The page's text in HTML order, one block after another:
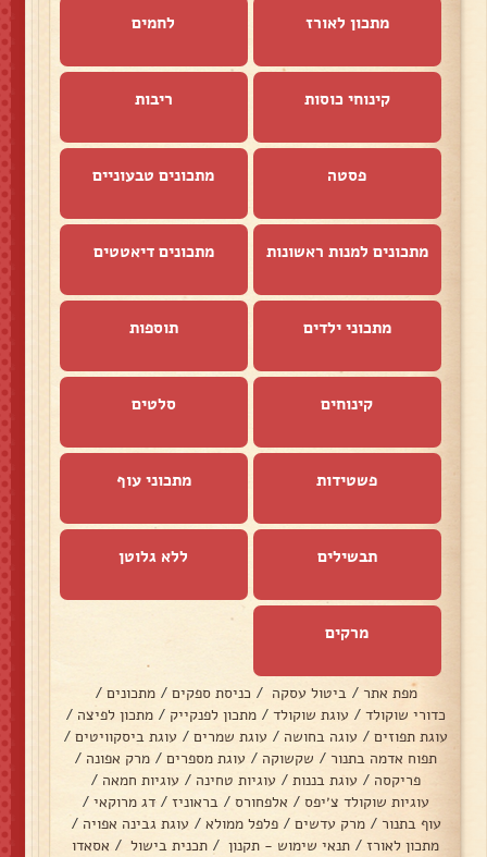
מתכון לאורז לחמים
קינוחי כוסות ריבות
פסטה מתכונים טבעוניים
מתכונים למנות ראשונות מתכונים דיאטטים
מתכוני ילדים תוספות
קינוחים סלטים
פשטידות מתכוני עוף
תבשילים ללא גלוטן
מרקים
מפת אתר / ביטול עסקה / כניסת ספקים / מתכונים /
כדורי שוקולד / עוגת שוקולד / מתכון לפנקייק / מתכון לפיצה /
עוגת תפוזים / עוגה בחושה / עוגת שמרים / עוגת ביסקוויטים /
תפוח אדמה בתנור / שקשוקה / עוגת מספרים / מרק אפונה /
פריקסה / עוגת בננות / עוגיות טחינה / עוגיות חמאה /
עוגיות שוקולד צ׳יפס / אלפחורס / בראוניז / דג מרוקאי /
עוף בתנור / מרק עדשים / פלפל ממולא / עוגת גבינה אפויה /
מתכון לאורז / תנאי שימוש - תקנון / תכנית בישול / אסאדו